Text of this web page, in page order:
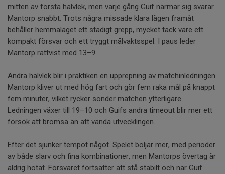
mitten av första halvlek, men varje gång Guif närmar sig svarar
Mantorp snabbt. Trots några missade klara lägen framåt
behåller hemmalaget ett stadigt grepp, mycket tack vare ett
kompakt försvar och ett tryggt målvaktsspel. I paus leder
Mantorp rättvist med 13–9.
Andra halvlek blir i praktiken en upprepning av matchinledningen.
Mantorp kliver ut med hög fart och gör fem raka mål på knappt
fem minuter, vilket rycker sönder matchen ytterligare.
Ledningen växer till 19–10 och Guifs andra timeout blir mer ett
försök att bromsa än att vända utvecklingen.
Efter det sjunker tempot något. Spelet böljar mer, med perioder
av både slarv och fina kombinationer, men Mantorps övertag är
aldrig hotat. Försvaret fortsätter att stå stabilt och när Guif